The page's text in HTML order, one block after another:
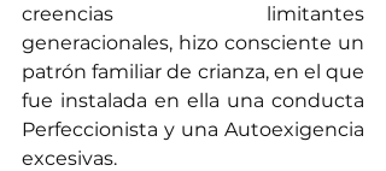
creencias limitantes
generacionales, hizo consciente un
patrón familiar de crianza, en el que
fue instalada en ella una conducta
Perfeccionista y una Autoexigencia
excesivas.